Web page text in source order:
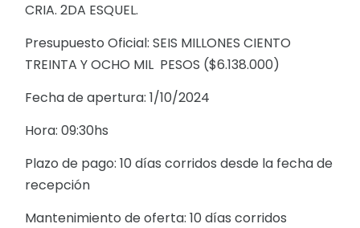
CRIA. 2DA ESQUEL.
Presupuesto Oficial: SEIS MILLONES CIENTO
TREINTA Y OCHO MIL PESOS ($6.138.000)
Fecha de apertura: 1/10/2024
Hora: 09:30hs
Plazo de pago: 10 días corridos desde la fecha de
recepción
Mantenimiento de oferta: 10 días corridos